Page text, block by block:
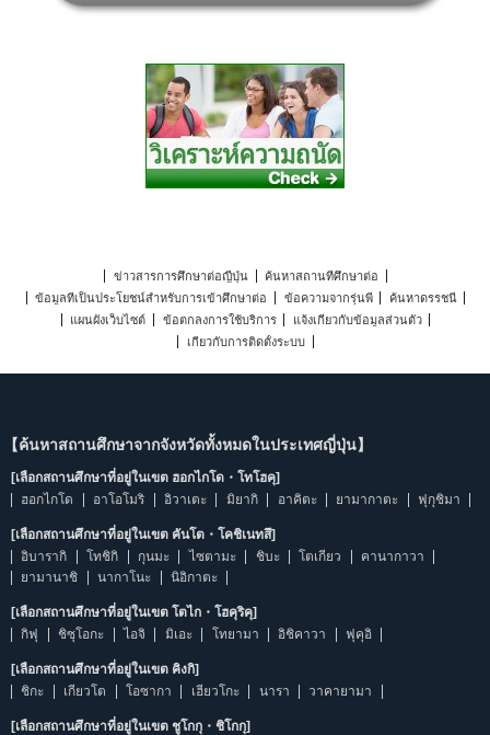
ข่าวสารการศึกษาต่อญี่ปุ่น
ค้นหาสถานที่ศึกษาต่อ
ข้อมูลที่เป็นประโยชน์สำหรับการเข้าศึกษาต่อ
ข้อความจากรุ่นพี่
ค้นหาดรรชนี
แผนผังเว็บไซต์
ข้อตกลงการใช้บริการ
แจ้งเกี่ยวกับข้อมูลส่วนตัว
เกี่ยวกับการติดตั้งระบบ
【ค้นหาสถานศึกษาจากจังหวัดทั้งหมดในประเทศญี่ปุ่น】
[เลือกสถานศึกษาที่อยู่ในเขต ฮอกไกโด・โทโฮคุ]
ฮอกไกโด
อาโอโมริ อิวาเตะ มิยากิ อาคิตะ ยามากาตะ ฟุกุชิมา
[เลือกสถานศึกษาที่อยู่ในเขต คันโต・โคชิเนทสึ]
อิบารากิ
โทชิกิ กุนมะ ไซตามะ ชิบะ โตเกียว
คานากาวา
ยามานาชิ
นากาโนะ นิอิกาตะ
[เลือกสถานศึกษาที่อยู่ในเขต โตไก・โฮคุริคุ]
กิฟุ
ชิซุโอกะ ไอจิ มิเอะ โทยามา อิชิคาวา ฟุคุอิ
[เลือกสถานศึกษาที่อยู่ในเขต คิงกิ]
ชิกะ
เกียวโต โอซากา เฮียวโกะ นารา วาคายามา
[เลือกสถานศึกษาที่อยู่ในเขต ชูโกกุ・ชิโกกุ]